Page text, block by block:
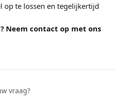
op te lossen en tegelijkertijd
Neem contact op met ons
vraag?